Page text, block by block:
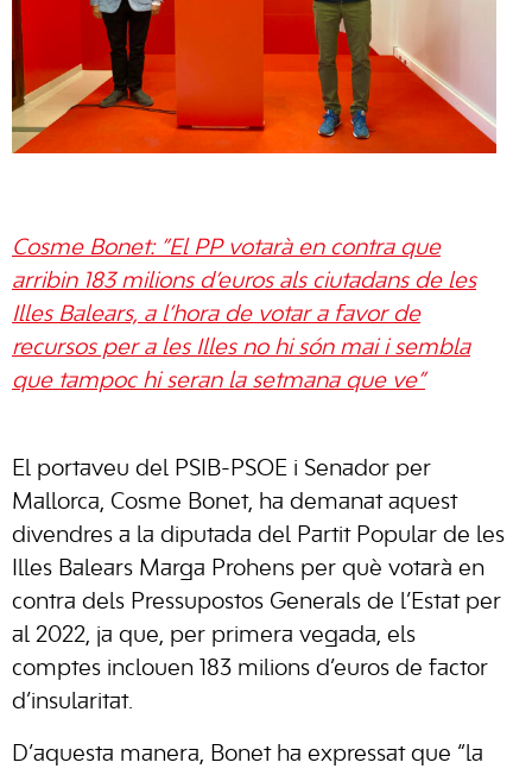
Cosme Bonet: ”El PP votarà en contra que
arribin 183 milions d’euros als ciutadans de les
Illes Balears, a l’hora de votar a favor de
recursos per a les Illes no hi són mai i sembla
que tampoc hi seran la setmana que ve”
El portaveu del PSIB-PSOE i Senador per
Mallorca, Cosme Bonet, ha demanat aquest
divendres a la diputada del Partit Popular de les
Illes Balears Marga Prohens per què votarà en
contra dels Pressupostos Generals de l’Estat per
al 2022, ja que, per primera vegada, els
comptes inclouen 183 milions d’euros de factor
d’insularitat.
D’aquesta manera, Bonet ha expressat que “la